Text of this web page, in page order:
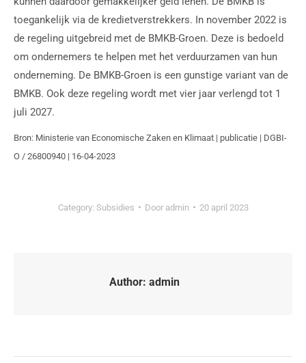
toegankelijk via de kredietverstrekkers. In november 2022 is
de regeling uitgebreid met de BMKB-Groen. Deze is bedoeld
om ondernemers te helpen met het verduurzamen van hun
onderneming. De BMKB-Groen is een gunstige variant van de
BMKB. Ook deze regeling wordt met vier jaar verlengd tot 1
juli 2027.
Bron: Ministerie van Economische Zaken en Klimaat | publicatie | DGBI-
O / 26800940 | 16-04-2023
Category: Subsidies Door admin 20 april 2023
Author: admin